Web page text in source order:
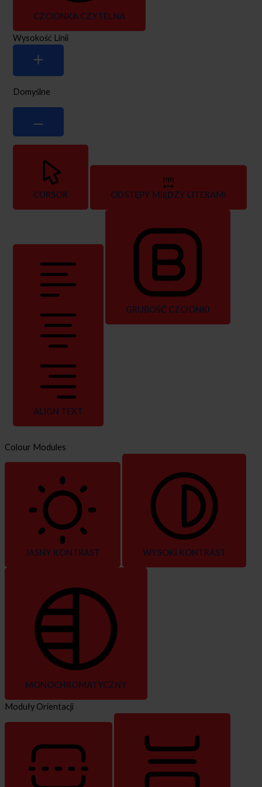
CZCIONKA CZYTELNA
Wysokość Linii
Domyślne
CURSOR ODSTĘPY MIĘDZY LITERAMI
ALIGN TEXT
GRUBOŚĆ CZCIONKI
Colour Modules
JASNY KONTRAST WYSOKI KONTRAST
MONOCHROMATYCZNY
Moduły Orientacji